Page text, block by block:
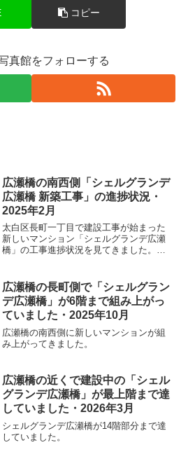
コピー
真館をフォローする
広瀬橋の南西側「シェルグランデ
広瀬橋 新築工事」の進捗状況・
2025年2月
太白区長町一丁目で建設工事が始まった
新しいマンション「シェルグランデ広瀬
橋」の工事進捗状況を見てきました。仙
ました。昨年10月に見た時は更地の状態
でしたが、敷地の周囲が...
広瀬橋の長町側で「シェルグラン
デ広瀬橋」が6階まで組み上がっ
ていました・2025年10月
広瀬橋の南西側に新しいマンションが組
み上がってきました。
広瀬橋の近くで建設中の「シェル
グランデ広瀬橋」が最上階まで達
していました・2026年3月
シェルグランデ広瀬橋が14階部分まで達
していました。